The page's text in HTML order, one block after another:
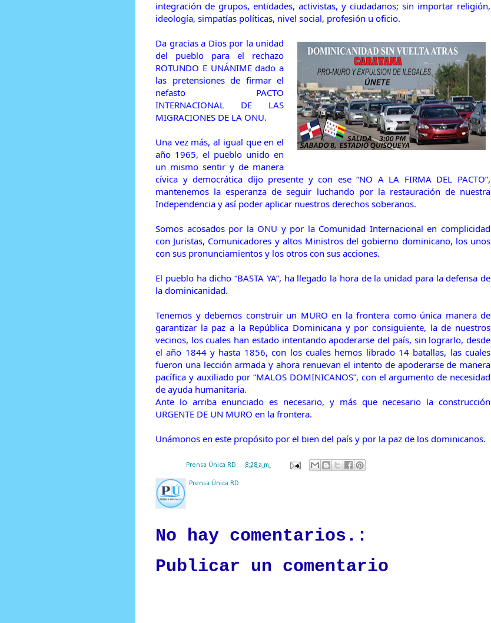
integración de grupos, entidades, activistas, y ciudadanos; sin importar religión,
ideología, simpatías políticas, nivel social, profesión u oficio.
Da gracias a Dios por la unidad
del pueblo para el rechazo
ROTUNDO E UNÁNIME dado a
las pretensiones de firmar el
nefasto PACTO
INTERNACIONAL DE LAS
MIGRACIONES DE LA ONU.
Una vez más, al igual que en el
año 1965, el pueblo unido en
un mismo sentir y de manera
cívica y democrática dijo presente y con ese “NO A LA FIRMA DEL PACTO”,
mantenemos la esperanza de seguir luchando por la restauración de nuestra
Independencia y así poder aplicar nuestros derechos soberanos.
Somos acosados por la ONU y por la Comunidad Internacional en complicidad
con Juristas, Comunicadores y altos Ministros del gobierno dominicano, los unos
con sus pronunciamientos y los otros con sus acciones.
El pueblo ha dicho “BASTA YA”, ha llegado la hora de la unidad para la defensa de
la dominicanidad.
Tenemos y debemos construir un MURO en la frontera como única manera de
garantizar la paz a la República Dominicana y por consiguiente, la de nuestros
vecinos, los cuales han estado intentando apoderarse del país, sin lograrlo, desde
el año 1844 y hasta 1856, con los cuales hemos librado 14 batallas, las cuales
fueron una lección armada y ahora renuevan el intento de apoderarse de manera
pacífica y auxiliado por “MALOS DOMINICANOS”, con el argumento de necesidad
de ayuda humanitaria.
Ante lo arriba enunciado es necesario, y más que necesario la construcción
URGENTE DE UN MURO en la frontera.
Unámonos en este propósito por el bien del país y por la paz de los dominicanos.
Prensa Única RD 8:28 a.m.
Prensa Única RD
No hay comentarios.:
Publicar un comentario